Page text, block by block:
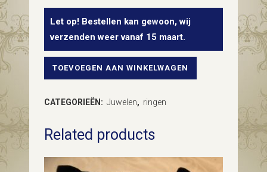
Let op! Bestellen kan gewoon, wij
verzenden weer vanaf 15 maart.
14kt.
ring
met
TOEVOEGEN AAN WINKELWAGEN
CATEGORIEËN: Juwelen, ringen
Related products